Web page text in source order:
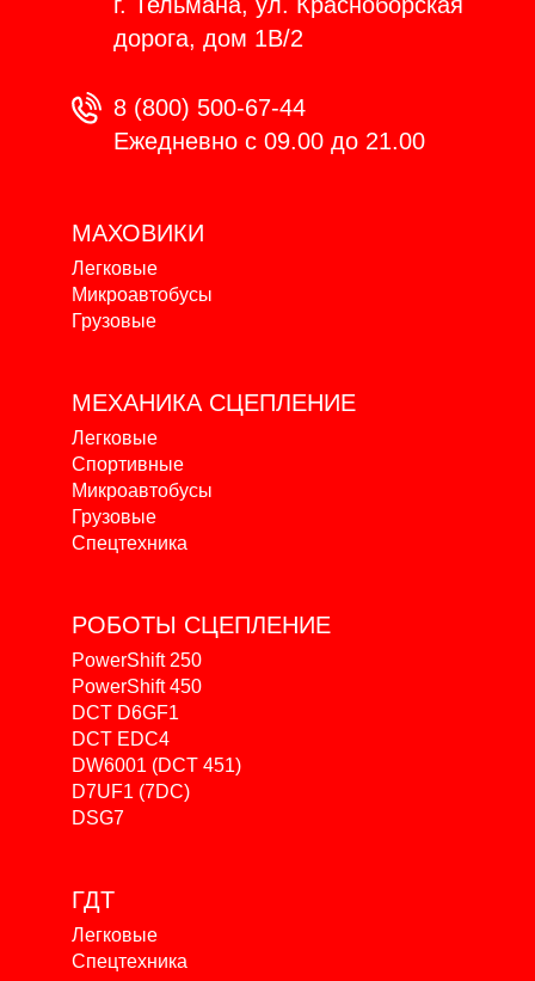
г. Тельмана, ул. Красноборская
дорога, дом 1В/2
8 (800) 500-67-44
Ежедневно с 09.00 до 21.00
МАХОВИКИ
Легковые
Микроавтобусы
Грузовые
МЕХАНИКА СЦЕПЛЕНИЕ
Легковые
Спортивные
Микроавтобусы
Грузовые
Спецтехника
РОБОТЫ СЦЕПЛЕНИЕ
PowerShift 250
PowerShift 450
DCT D6GF1
DCT EDC4
DW6001 (DCT 451)
D7UF1 (7DC)
DSG7
ГДТ
Легковые
Спецтехника